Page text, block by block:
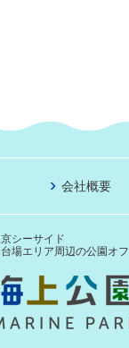
会社概要
シーサイド
場エリア周辺の公園オ